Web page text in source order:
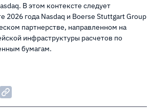
В этом контексте следует
2026 года Nasdaq и Boerse Stuttgart Group
партнерстве, направленном на
инфраструктуры расчетов по
бумагам.